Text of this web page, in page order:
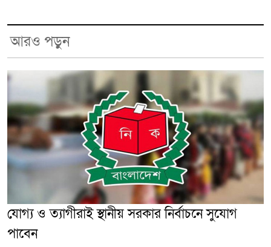
আরও পড়ুন
যোগ্য ও ত্যাগীরাই স্থানীয় সরকার নির্বাচনে সুযোগ
পাবেন